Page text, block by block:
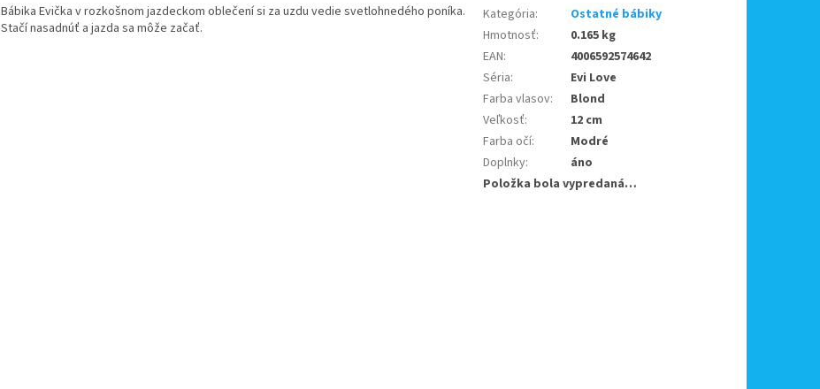
Bábika Evička v rozkošnom jazdeckom oblečení si za uzdu vedie svetlohnedého poníka.
Stačí nasadnúť a jazda sa môže začať.
Kategória:
Ostatné bábiky
Hmotnosť:
0.165 kg
EAN:
4006592574642
Séria:
Evi Love
Farba vlasov:
Blond
Veľkosť:
12 cm
Farba očí:
Modré
Doplnky:
áno
Položka bola vypredaná…